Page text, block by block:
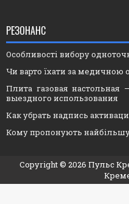
РЕЗОНАНС
Особливості вибору
Чи варто їхати за медичною
Плита газовая
выездного использования
Как убрать надпись
Кому пропонують
Copyright © 2026 Пульс